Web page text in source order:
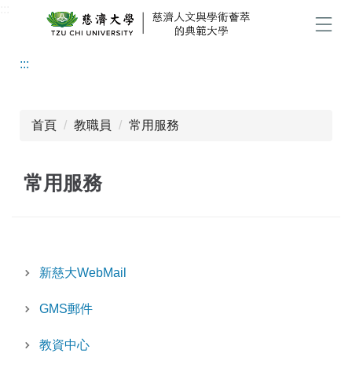
:::
首頁 教職員 常用服務
常用服務
新慈大WebMail
GMS郵件
教資中心